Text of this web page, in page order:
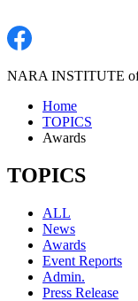
NARA INSTITUTE
Home
TOPICS
Awards
TOPICS
ALL
News
Awards
Event Reports
Admin.
Press Release